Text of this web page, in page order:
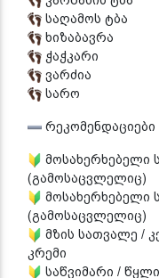
საღამოს ტბა
ხიზაბავრა
ჭაჭკარი
ვარძია
სარო
რეკომენდაციები
მოსახერხებელი
(გამოსაცვლელიც)
მოსახერხებელი
(გამოსაცვლელიც)
მზის სათვალე /
კრემი
საწვიმარი /